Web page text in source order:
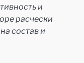
и
расчески
состав и